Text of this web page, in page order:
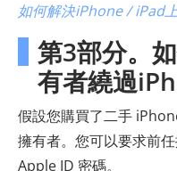
如何解決iPhone / iPad
第3部分。
有者繞過
假設您購買了二手
擁有者。您可以要求前
Apple ID 密碼。